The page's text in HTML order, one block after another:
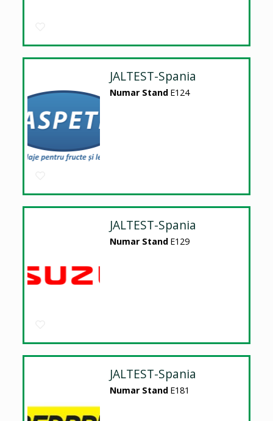
JALTEST-Spania
Numar Stand E124
JALTEST-Spania
Numar Stand E129
JALTEST-Spania
Numar Stand E181